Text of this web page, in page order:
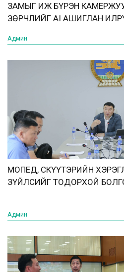
ЗАМЫГ ИЖ БҮРЭН
ЗӨРЧЛИЙГ AI АШИГЛАН
Админ
МОПЕД, СКҮҮТЭРИЙН
ЗҮЙЛСИЙГ ТОДОРХОЙ
Админ